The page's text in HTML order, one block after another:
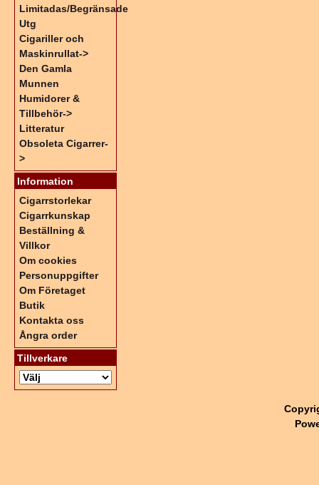
Limitadas/Begränsade
Utg
Cigariller och
Maskinrullat->
Den Gamla
Munnen
Humidorer &
Tillbehör->
Litteratur
Obsoleta Cigarrer-
>
Information
Cigarrstorlekar
Cigarrkunskap
Beställning &
Villkor
Om cookies
Personuppgifter
Om Företaget
Butik
Kontakta oss
Ångra order
Tillverkare